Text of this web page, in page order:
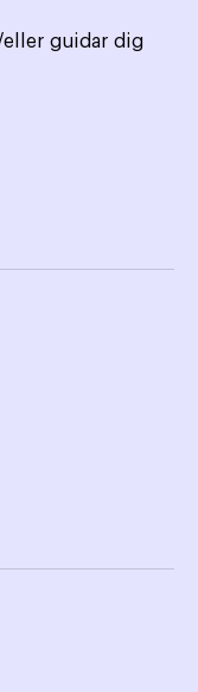
eller guidar dig